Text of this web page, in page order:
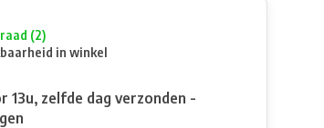
(2)
in winkel
13u, zelfde dag verzonden -